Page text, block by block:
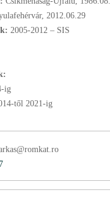
2012.06.29
2005-2012 – SIS
-ig
-től 2021-ig